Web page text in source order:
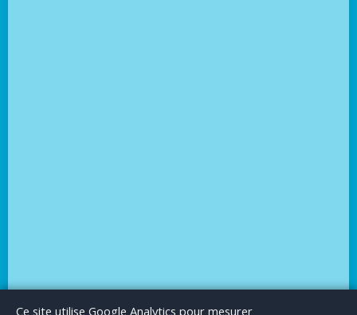
Le BlogPublicité Articles invitésMentions Légales
Ce site utilise Google Analytics pour mesurer